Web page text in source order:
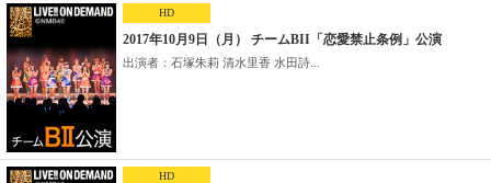
HD
2017年10月9日（月） チームBII「恋愛禁止条例」公演
出演者：石塚朱莉 清水里香 水田詩...
HD